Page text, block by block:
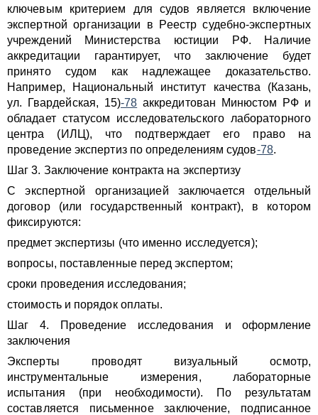
ключевым критерием для судов является включение
экспертной организации в Реестр судебно-экспертных
учреждений Министерства юстиции РФ. Наличие
аккредитации гарантирует, что заключение будет
принято судом как надлежащее доказательство.
Например, Национальный институт качества (Казань,
ул. Гвардейская, 15)-78 аккредитован Минюстом РФ и
обладает статусом исследовательского лабораторного
центра (ИЛЦ), что подтверждает его право на
проведение экспертиз по определениям судов-78.
Шаг 3. Заключение контракта на экспертизу
С экспертной организацией заключается отдельный
договор (или государственный контракт), в котором
фиксируются:
предмет экспертизы (что именно исследуется);
вопросы, поставленные перед экспертом;
сроки проведения исследования;
стоимость и порядок оплаты.
Шаг 4. Проведение исследования и оформление
заключения
Эксперты проводят визуальный осмотр,
инструментальные измерения, лабораторные
испытания (при необходимости). По результатам
составляется письменное заключение, подписанное